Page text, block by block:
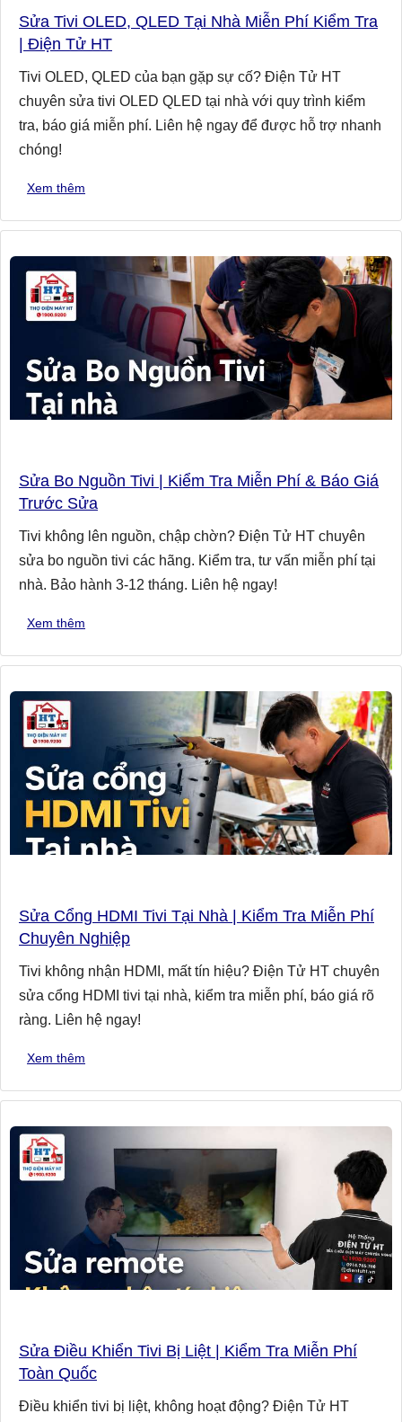
Sửa Tivi OLED, QLED Tại Nhà Miễn Phí Kiểm Tra
| Điện Tử HT
Tivi OLED, QLED của bạn gặp sự cố? Điện Tử HT
chuyên sửa tivi OLED QLED tại nhà với quy trình kiểm
tra, báo giá miễn phí. Liên hệ ngay để được hỗ trợ nhanh
chóng!
Xem thêm
Sửa Bo Nguồn Tivi | Kiểm Tra Miễn Phí & Báo Giá
Trước Sửa
Tivi không lên nguồn, chập chờn? Điện Tử HT chuyên
sửa bo nguồn tivi các hãng. Kiểm tra, tư vấn miễn phí tại
nhà. Bảo hành 3-12 tháng. Liên hệ ngay!
Xem thêm
Sửa Cổng HDMI Tivi Tại Nhà | Kiểm Tra Miễn Phí
Chuyên Nghiệp
Tivi không nhận HDMI, mất tín hiệu? Điện Tử HT chuyên
sửa cổng HDMI tivi tại nhà, kiểm tra miễn phí, báo giá rõ
ràng. Liên hệ ngay!
Xem thêm
Sửa Điều Khiển Tivi Bị Liệt | Kiểm Tra Miễn Phí
Toàn Quốc
Điều khiển tivi bị liệt, không hoạt động? Điện Tử HT